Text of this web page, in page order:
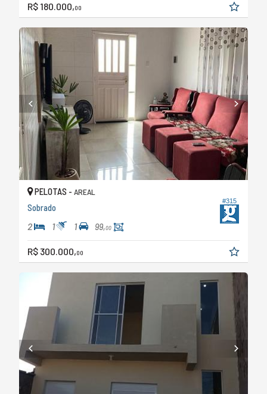
R$ 180.000,00
#315
PELOTAS - AREAL
Sobrado
2 1 1 99,00
R$ 300.000,00